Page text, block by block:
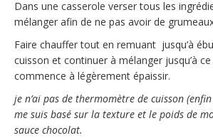
Dans une casserole verser tous les
mélanger afin de ne pas avoir de
Faire chauffer tout en remuant jusqu’à
cuisson et continuer à mélanger jusqu’à
commence à légèrement épaissir.
je n’ai pas de thermomètre de cuisson
me suis basé sur la texture et le poids de
sauce chocolat.